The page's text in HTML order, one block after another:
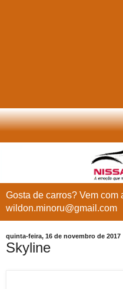
Gosta de carros? Vem com
wildon.minoru@gmail.com
quinta-feira, 16 de novembro de 2017
Skyline